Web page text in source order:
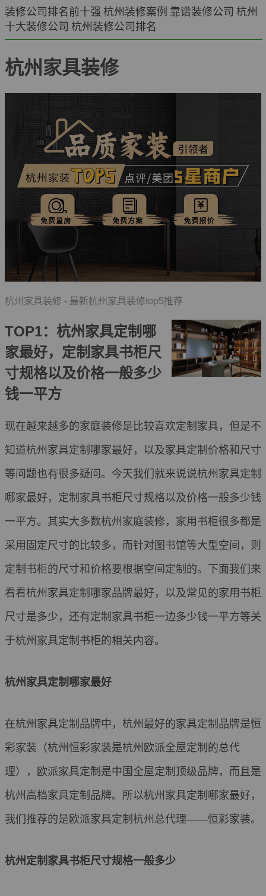
装修公司排名前十强 杭州装修案例 靠谱装修公司 杭州
十大装修公司 杭州装修公司排名
杭州家具装修
杭州家具装修 - 最新杭州家具装修top5推荐
TOP1：杭州家具定制哪
家最好，定制家具书柜尺
寸规格以及价格一般多少
钱一平方
现在越来越多的家庭装修是比较喜欢定制家具，但是不
知道杭州家具定制哪家最好，以及家具定制价格和尺寸
等问题也有很多疑问。今天我们就来说说杭州家具定制
哪家最好，定制家具书柜尺寸规格以及价格一般多少钱
一平方。其实大多数杭州家庭装修，家用书柜很多都是
采用固定尺寸的比较多，而针对图书馆等大型空间，则
定制书柜的尺寸和价格要根据空间定制的。下面我们来
看看杭州家具定制哪家品牌最好，以及常见的家用书柜
尺寸是多少，还有定制家具书柜一边多少钱一平方等关
于杭州家具定制书柜的相关内容。
杭州家具定制哪家最好
在杭州家具定制品牌中，杭州最好的家具定制品牌是恒
彩家装（杭州恒彩家装是杭州欧派全屋定制的总代
理），欧派家具定制是中国全屋定制顶级品牌，而且是
杭州高档家具定制品牌。所以杭州家具定制哪家最好，
我们推荐的是欧派家具定制杭州总代理——恒彩家装。
杭州定制家具书柜尺寸规格一般多少